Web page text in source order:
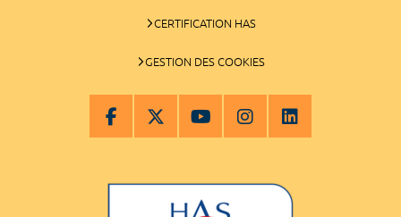
CERTIFICATION HAS
GESTION DES COOKIES